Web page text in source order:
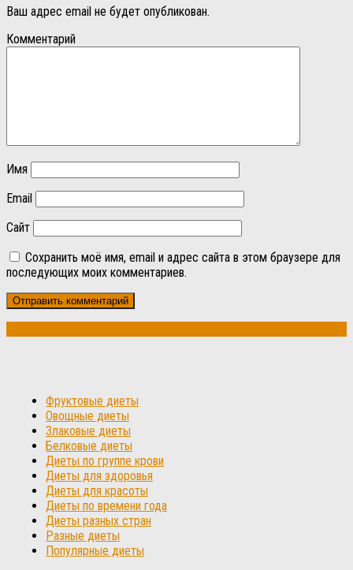
Ваш адрес email не будет опубликован.
Комментарий
Имя
Email
Сайт
Сохранить моё имя, email и адрес сайта в этом браузере для
последующих моих комментариев.
Фруктовые диеты
Овощные диеты
Злаковые диеты
Белковые диеты
Диеты по группе крови
Диеты для здоровья
Диеты для красоты
Диеты по времени года
Диеты разных стран
Разные диеты
Популярные диеты